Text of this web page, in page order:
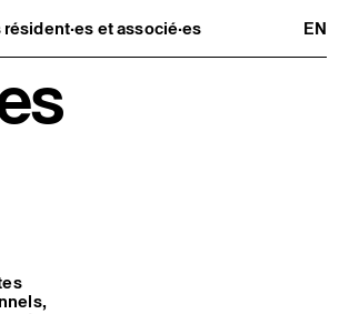
et associé·es
EN
murs
résident·es et artistes